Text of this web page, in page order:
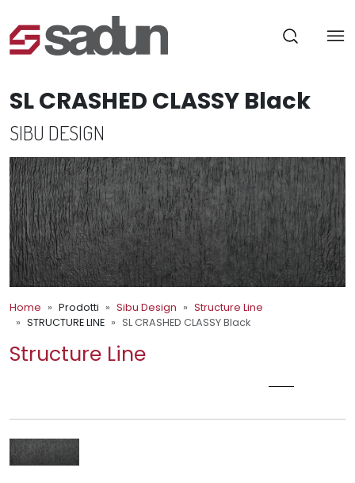
SL CRASHED CLASSY Black
SIBU DESIGN
Home Prodotti Sibu Design
Structure Line
STRUCTURE LINE
SL CRASHED CLASSY Black
Structure Line